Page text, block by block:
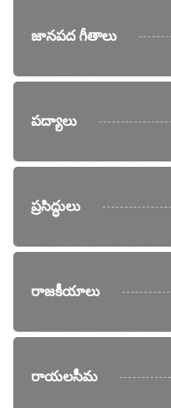
జానపద గీతాలు
పద్యాలు
ప్రసిద్ధులు
రాజకీయాలు
రాయలసీమ